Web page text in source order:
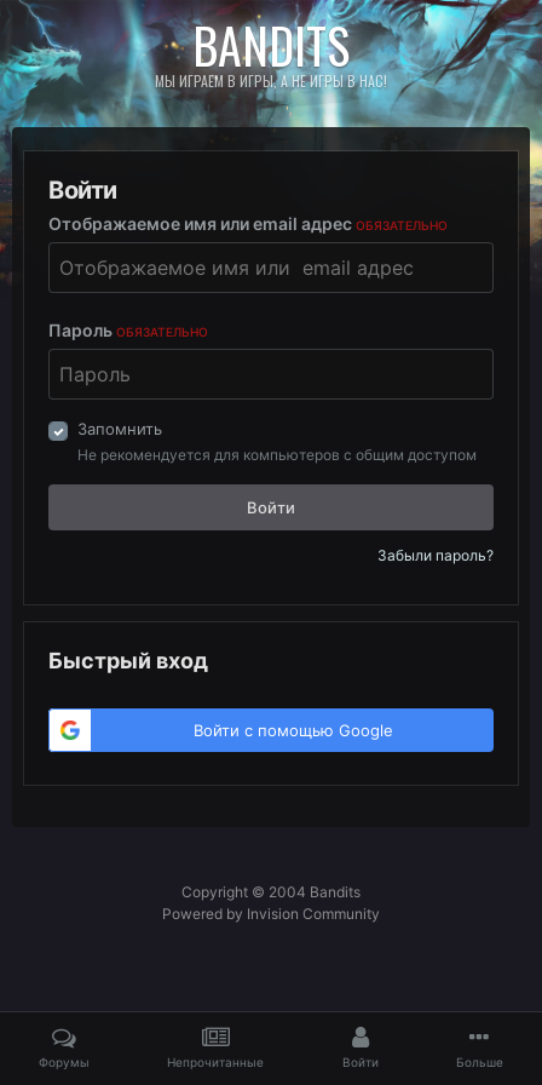
BANDITS
МЫ ИГРАЕМ В ИГРЫ, А НЕ ИГРЫ В НАС!
Войти
Отображаемое имя или email адрес ОБЯЗАТЕЛЬНО
Пароль ОБЯЗАТЕЛЬНО
Запомнить
Не рекомендуется для компьютеров с общим доступом
Войти
Забыли пароль?
Быстрый вход
Войти с помощью Google
Copyright © 2004 Bandits
Powered by Invision Community
Форумы Непрочитанные Войти Больше